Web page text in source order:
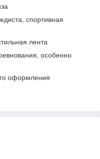
спортивная
лента
особенно
оформления